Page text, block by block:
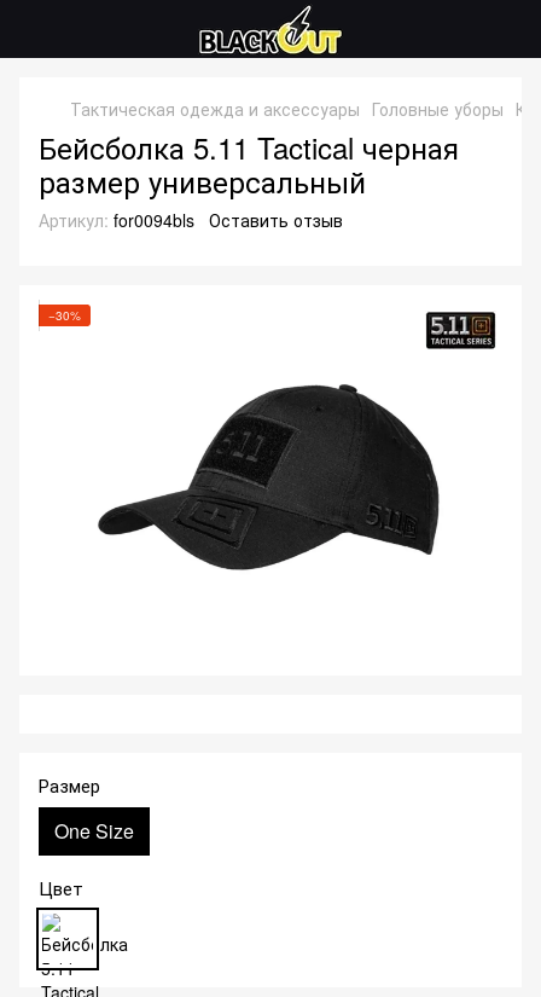
Тактическая одежда и аксессуары Головные уборы
Бейсболка 5.11 Tactical черная
размер универсальный
Артикул: for0094bls Оставить отзыв
−30%
Размер
One Size
Цвет